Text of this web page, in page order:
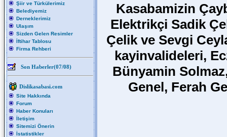
Şiir ve Türkülerimiz
Belediyemiz
Derneklerimiz
Ulaşım
Sizden Gelen Resimler
İftihar Tablosu
Firma Rehberi
Son Haberler(07/08)
Dislikasabasi.com
Site Hakkında
Forum
Haber Konuları
İletişim
Sitemizi Önerin
İstatistikler
Kasabamizin
Elektrikçi Sadik
Çelik ve Sevgi
kayinvalideleri,
Bünyamin
Genel, Ferah